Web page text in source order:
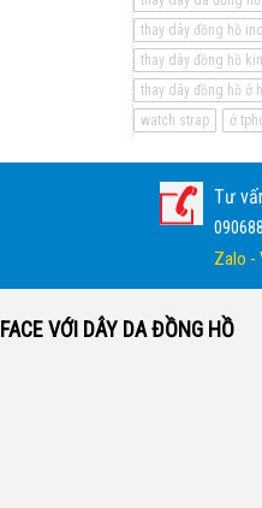
thay dây đồng hồ
thay dây đồng hồ
thay dây đồng hồ ở
watch strap
ở
Tư
Zalo -
FACE VỚI DÂY DA ĐỒNG HỒ